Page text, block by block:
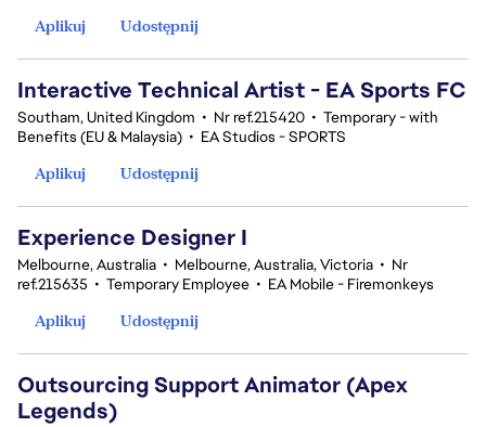
Aplikuj
Udostępnij
Interactive Technical Artist - EA Sports FC
Southam, United Kingdom • Nr ref.215420 • Temporary - with
Benefits (EU & Malaysia) • EA Studios - SPORTS
Aplikuj
Udostępnij
Experience Designer I
Melbourne, Australia • Melbourne, Australia, Victoria • Nr
ref.215635 • Temporary Employee • EA Mobile - Firemonkeys
Aplikuj
Udostępnij
Outsourcing Support Animator (Apex
Legends)